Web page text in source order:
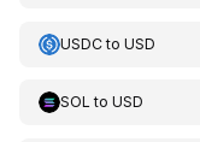
USDCto USD
SOL to USD